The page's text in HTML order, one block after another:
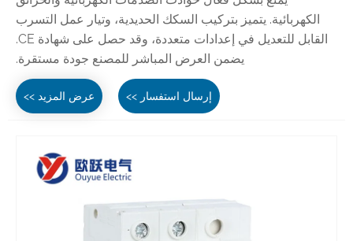
الكهربائية. يتميز بتركيب السكك الحديدية، وتيار عمل التسرب
القابل للتعديل في إعدادات متعددة، وقد حصل على شهادة CE.
يضمن العرض المباشر للمصنع جودة مستقرة.
عرض المزيد >> إرسال استفسار >>